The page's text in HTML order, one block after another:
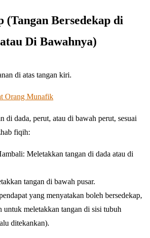
(Tangan Bersedekap di
Di Bawahnya)
di atas tangan kiri.
Orang Munafik
di dada, perut, atau di bawah perut, sesuai
fiqih:
Meletakkan tangan di dada atau di
tangan di bawah pusar.
yang menyatakan boleh bersedekap,
untuk meletakkan tangan di sisi tubuh
ditekankan).